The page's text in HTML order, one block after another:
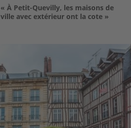
« À Petit-Quevilly, les maisons de
ville avec extérieur ont la cote »